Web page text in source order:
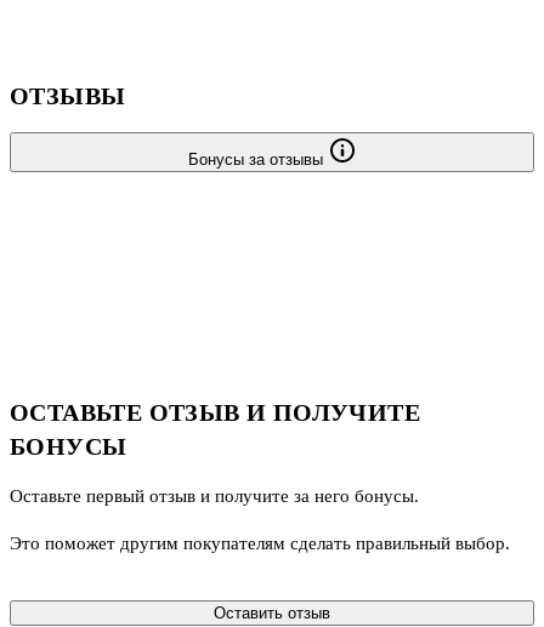
ОТЗЫВЫ
Бонусы за отзывы
ОСТАВЬТЕ ОТЗЫВ И ПОЛУЧИТЕ
БОНУСЫ
Оставьте первый отзыв и получите за него бонусы.
Это поможет другим покупателям сделать правильный выбор.
Оставить отзыв